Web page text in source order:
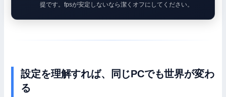
提です。fpsが安定しないなら潔くオフにしてください。
設定を理解すれば、同じPCでも世界が変わ
る